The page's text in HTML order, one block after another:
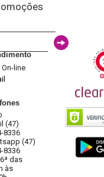
On-line
(47)
8336
(47)
8336
das
às